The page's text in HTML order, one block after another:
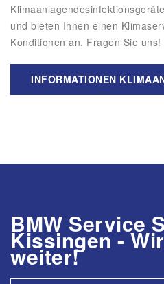
und bieten Ihnen einen
Konditionen an. Fragen Sie uns!
INFORMATIONEN
BMW Service
Kissingen -
weiter!